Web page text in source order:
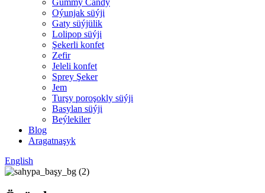
Gummy Candy
Oýunjak süýji
Gaty süýjülik
Lolipop süýji
Şekerli konfet
Zefir
Jeleli konfet
Sprey Şeker
Jem
Turşy poroşokly süýji
Basylan süýji
Beýlekiler
Blog
Aragatnaşyk
English